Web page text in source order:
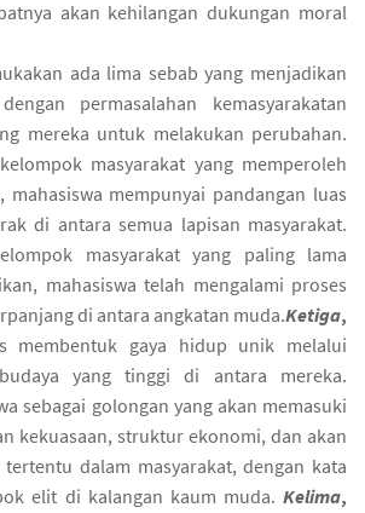
akan kehilangan dukungan moral
ada lima sebab yang menjadikan
permasalahan kemasyarakatan
mereka untuk melakukan perubahan.
masyarakat yang memperoleh
mempunyai pandangan luas
di antara semua lapisan masyarakat.
masyarakat yang paling lama
mahasiswa telah mengalami proses
di antara angkatan muda.Ketiga,
membentuk gaya hidup unik melalui
yang tinggi di antara mereka.
sebagai golongan yang akan memasuki
kekuasaan, struktur ekonomi, dan akan
dalam masyarakat, dengan kata
elit di kalangan kaum muda. Kelima,